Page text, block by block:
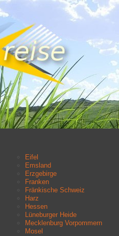
Eifel
Emsland
Erzgebirge
Franken
Fränkische Schweiz
Harz
Hessen
Lüneburger Heide
Mecklenburg Vorpommern
Mosel